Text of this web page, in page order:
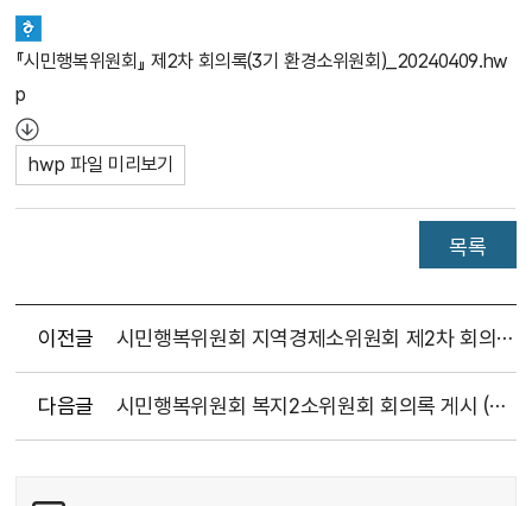
『시민행복위원회』 제2차 회의록(3기 환경소위원회)_20240409.hw
p
hwp 파일 미리보기
목록
이전글 시민행복위원회 지역경제소위원회 제2차 회의록(2024.4.8.)
다음글 시민행복위원회 복지2소위원회 회의록 게시 (2024.4.24)